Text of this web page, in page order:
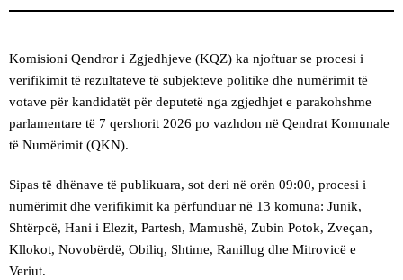
Komisioni Qendror i Zgjedhjeve (KQZ) ka njoftuar se procesi i
verifikimit të rezultateve të subjekteve politike dhe numërimit të
votave për kandidatët për deputetë nga zgjedhjet e parakohshme
parlamentare të 7 qershorit 2026 po vazhdon në Qendrat Komunale
të Numërimit (QKN).
Sipas të dhënave të publikuara, sot deri në orën 09:00, procesi i
numërimit dhe verifikimit ka përfunduar në 13 komuna: Junik,
Shtërpcë, Hani i Elezit, Partesh, Mamushë, Zubin Potok, Zveçan,
Kllokot, Novobërdë, Obiliq, Shtime, Ranillug dhe Mitrovicë e
Veriut.